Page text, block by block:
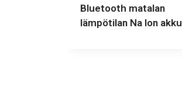
Bluetooth matalan
lämpötilan Na Ion akku